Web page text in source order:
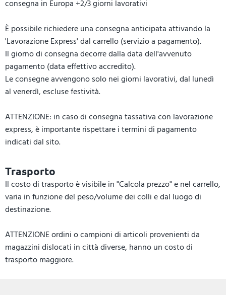
consegna in Europa +2/3 giorni lavorativi
È possibile richiedere una consegna anticipata attivando la
'Lavorazione Express' dal carrello (servizio a pagamento).
Il giorno di consegna decorre dalla data dell'avvenuto
pagamento (data effettivo accredito).
Le consegne avvengono solo nei giorni lavorativi, dal lunedì
al venerdì, escluse festività.
ATTENZIONE: in caso di consegna tassativa con lavorazione
express, è importante rispettare i termini di pagamento
indicati dal sito.
Trasporto
Il costo di trasporto è visibile in "Calcola prezzo" e nel carrello,
varia in funzione del peso/volume dei colli e dal luogo di
destinazione.
ATTENZIONE ordini o campioni di articoli provenienti da
magazzini dislocati in città diverse, hanno un costo di
trasporto maggiore.